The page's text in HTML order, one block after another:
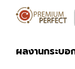
ผลงานกระบอ